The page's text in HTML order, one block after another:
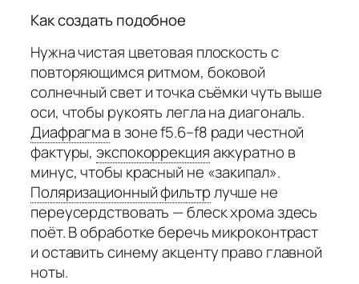
Как создать подобное
Нужна чистая цветовая плоскость с
повторяющимся ритмом, боковой
солнечный свет и точка съёмки чуть выше
оси, чтобы рукоять легла на диагональ.
Диафрагма в зоне f5.6–f8 ради честной
фактуры, экспокоррекцияаккуратно в
минус, чтобы красный не «закипал».
Поляризационный фильтрлучше не
переусердствовать — блеск хрома здесь
поёт. В обработке беречь микроконтраст
и оставить синему акценту право главной
ноты.